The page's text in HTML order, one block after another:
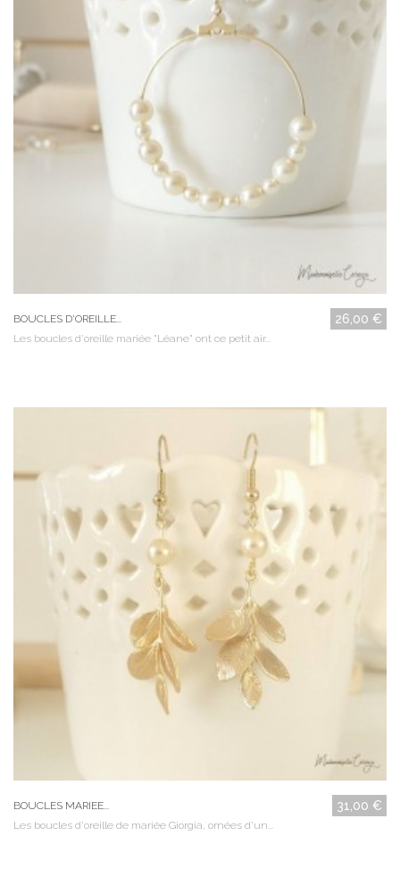
BOUCLES D'OREILLE... 26,00 €
Les boucles d'oreille mariée "Léane" ont ce petit air...
BOUCLES MARIEE... 31,00 €
Les boucles d'oreille de mariée Giorgia, ornées d'un...